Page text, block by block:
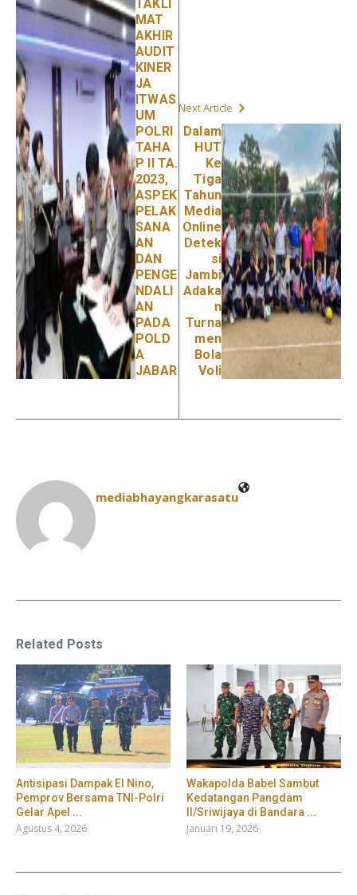
TAKLI
MAT
AKHIR
AUDIT
KINER
JA
ITWAS
UM
POLRI
TAHA
P II TA.
2023,
ASPEK
PELAK
SANA
AN
DAN
PENGE
NDALI
AN
PADA
POLD
A
JABAR
Next Article
Dalam
HUT
Ke
Tiga
Tahun
Media
Online
Detek
si
Jambi
Adaka
n
Turna
men
Bola
Voli
mediabhayangkarasatu
Related Posts
​Antisipasi Dampak El Nino,
Pemprov Bersama TNI-Polri
Gelar Apel ...
Agustus 4, 2026
Wakapolda Babel Sambut
Kedatangan Pangdam
II/Sriwijaya di Bandara ...
Januari 19, 2026